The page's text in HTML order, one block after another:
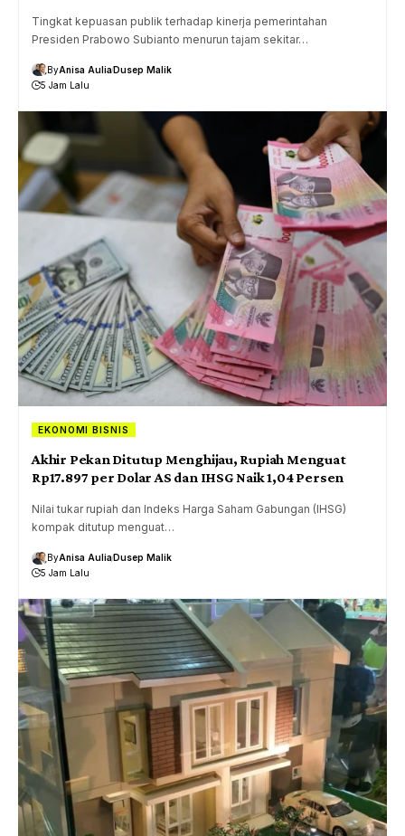
Tingkat kepuasan publik terhadap kinerja pemerintahan
Presiden Prabowo Subianto menurun tajam sekitar…
ByAnisa AuliaDusep Malik
5 Jam Lalu
EKONOMI BISNIS
Akhir Pekan Ditutup Menghijau, Rupiah Menguat
Rp17.897 per Dolar AS dan IHSG Naik 1,04 Persen
Nilai tukar rupiah dan Indeks Harga Saham Gabungan (IHSG)
kompak ditutup menguat…
ByAnisa AuliaDusep Malik
5 Jam Lalu